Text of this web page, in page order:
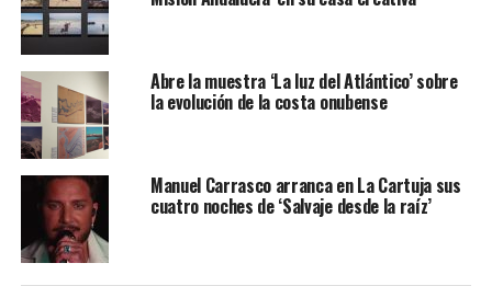
Abre la muestra ‘La luz del Atlántico’ sobre
la evolución de la costa onubense
Manuel Carrasco arranca en La Cartuja sus
cuatro noches de ‘Salvaje desde la raíz’